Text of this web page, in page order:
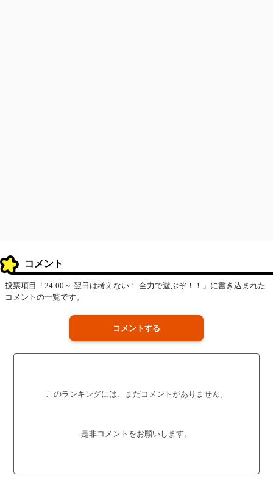
コメント
投票項目「24:00～ 翌日は考えない！ 全力で遊ぶぞ！！」に書き込まれた
コメントの一覧です。
コメントする
このランキングには、まだコメントがありません。
是非コメントをお願いします。